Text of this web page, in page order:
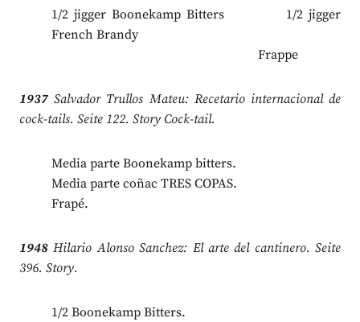
1/2 jigger Boonekamp Bitters 1/2 jigger
French Brandy
Frappe
1937Salvador Trullos Mateu: Recetario internacional de
cock-tails. Seite 122. Story Cock-tail.
Media parte Boonekamp bitters.
Media parte coñac TRES COPAS.
Frapé.
1948Hilario Alonso Sanchez: El arte del cantinero. Seite
396. Story.
1/2 Boonekamp Bitters.